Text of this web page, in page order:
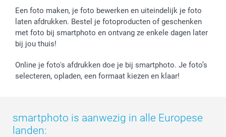
Prijslijst
Jobs & Stages
Investor Relations
smartfriends
Een foto maken, je foto bewerken en uiteindelijk je foto
laten afdrukken. Bestel je fotoproducten of geschenken
met foto bij smartphoto en ontvang ze enkele dagen later
bij jou thuis!
Online je foto's afdrukken doe je bij smartphoto. Je foto’s
selecteren, opladen, een formaat kiezen en klaar!
smartphoto is aanwezig in alle Europese
landen: